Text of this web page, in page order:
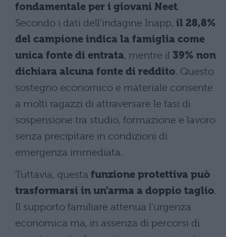
fondamentale per i giovani Neet.
Secondo i dati dell’indagine Inapp, il 28,8%
del campione indica la famiglia come
unica fonte di entrata, mentre il 39% non
dichiara alcuna fonte di reddito. Questo
sostegno economico e materiale consente
a molti ragazzi di attraversare le fasi di
sospensione tra studio, formazione e lavoro
senza precipitare in condizioni di
emergenza immediata.
Tuttavia, questa funzione protettiva può
trasformarsi in un’arma a doppio taglio.
Il supporto familiare attenua l’urgenza
economica ma, in assenza di percorsi di